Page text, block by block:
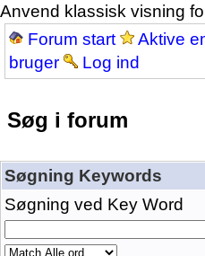
Anvend klassisk visning
Forum start
Aktive
bruger
Log ind
Søg i forum
Søgning Keywords
Søgning ved Key Word